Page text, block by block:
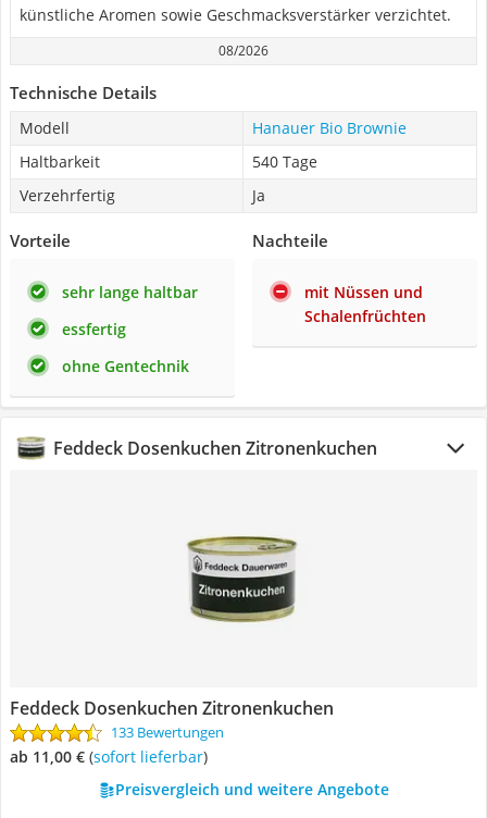
künstliche Aromen sowie Geschmacksverstärker verzichtet.
08/2026
Technische Details
Modell
Hanauer Bio Brownie
Haltbarkeit
540 Tage
Verzehrfertig
Ja
Vorteile
sehr lange haltbar
essfertig
ohne Gentechnik
Nachteile
mit Nüssen und
Schalenfrüchten
Feddeck Dosenkuchen Zitronenkuchen
Feddeck Dosenkuchen Zitronenkuchen
133 Bewertungen
ab 11,00 € ( Sofort lieferbar)
Preisvergleich und weitere Angebote